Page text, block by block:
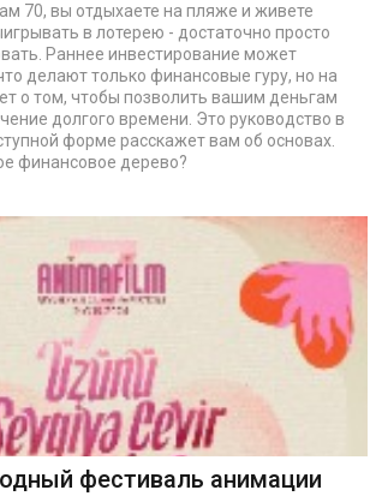
70, вы отдыхаете на пляже и живете
в лотерею - достаточно просто
Раннее инвестирование может
делают только финансовые гуру, но на
о том, чтобы позволить вашим деньгам
долгого времени. Это руководство в
форме расскажет вам об основах.
финансовое дерево?
фестиваль анимации